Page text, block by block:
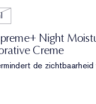
Night
Creme
de zichtbaarheid